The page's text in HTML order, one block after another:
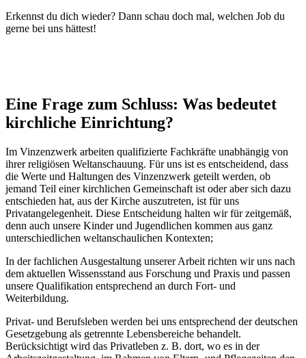
Erkennst du dich wieder? Dann schau doch mal, welchen Job du
gerne bei uns hättest!
Eine Frage zum Schluss: Was bedeutet
kirchliche Einrichtung?
Im Vinzenzwerk arbeiten qualifizierte Fachkräfte unabhängig von
ihrer religiösen Weltanschauung. Für uns ist es entscheidend, dass
die Werte und Haltungen des Vinzenzwerk geteilt werden, ob
jemand Teil einer kirchlichen Gemeinschaft ist oder aber sich dazu
entschieden hat, aus der Kirche auszutreten, ist für uns
Privatangelegenheit. Diese Entscheidung halten wir für zeitgemäß,
denn auch unsere Kinder und Jugendlichen kommen aus ganz
unterschiedlichen weltanschaulichen Kontexten;
In der fachlichen Ausgestaltung unserer Arbeit richten wir uns nach
dem aktuellen Wissensstand aus Forschung und Praxis und passen
unsere Qualifikation entsprechend an durch Fort- und
Weiterbildung.
Privat- und Berufsleben werden bei uns entsprechend der deutschen
Gesetzgebung als getrennte Lebensbereiche behandelt.
Berücksichtigt wird das Privatleben z. B. dort, wo es in der